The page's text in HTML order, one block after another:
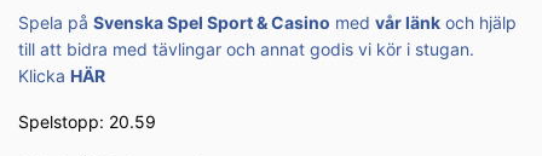
Spela på Svenska Spel Sport & Casino med vår länk och hjälp
till att bidra med tävlingar och annat godis vi kör i stugan.
Klicka HÄR
Spelstopp: 20.59